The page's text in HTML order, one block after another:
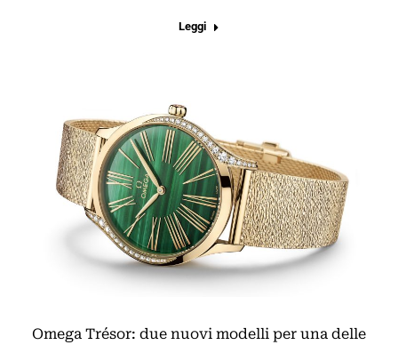
Leggi
Omega Trésor: due nuovi modelli per una delle